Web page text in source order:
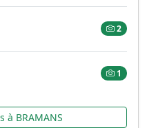
2
1
à BRAMANS